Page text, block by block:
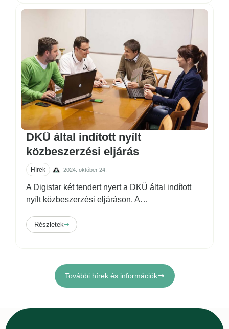
DKÜ által indított nyílt
közbeszerzési eljárás
Hírek 2024. október 24.
A Digistar két tendert nyert a DKÜ által indított
nyílt közbeszerzési eljáráson. A…
Részletek
További hírek és információk